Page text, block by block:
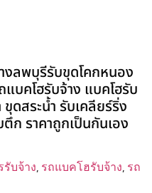
งลพบุรีรับขุดโคกหนอง
แบคโฮรับจ้าง แบคโฮรับ
ดสระน้ำ รับเคลียร์ริ่ง
ราคาถูกเป็นกันเอง
บจ้าง, รถแบคโฮรับจ้าง, รถ